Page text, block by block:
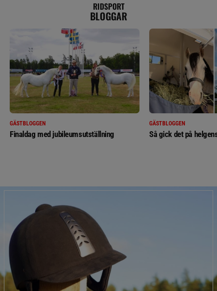
RIDSPORT
BLOGGAR
GÄSTBLOGGEN
Finaldag med jubileumsutställning
GÄSTBLOGGEN
Så gick det på